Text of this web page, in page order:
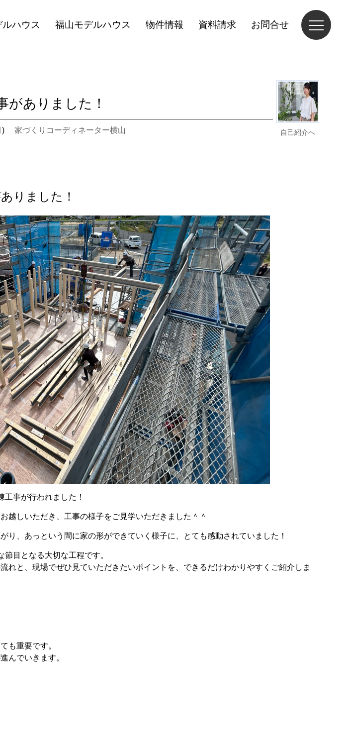
ハウス 福山モデルハウス 物件情報 資料請求 お問合せ
自己紹介へ
がありました！
) 家づくりコーディネーター横山
りました！
事が行われました！
越しいただき、工事の様子をご見学いただきました＾＾
り、あっという間に家の形ができていく様子に、とても感動されていました！
目となる大切な工程です。
れと、現場でぜひ見ていただきたいポイントを、できるだけわかりやすくご紹介しま
も重要です。
んでいきます。